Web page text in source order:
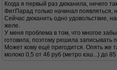
Когда я первый раз дюканила, ничего
ФитПарад только начинал появляться,
Сейчас дюканить одно удовольствие,
желе.
У меня проблема в том, что многое
готовила, поэтому решила записывать
Может кому ещё пригодится. Опять же
молоко 0,5 от 46 руб (метро кэш...) до